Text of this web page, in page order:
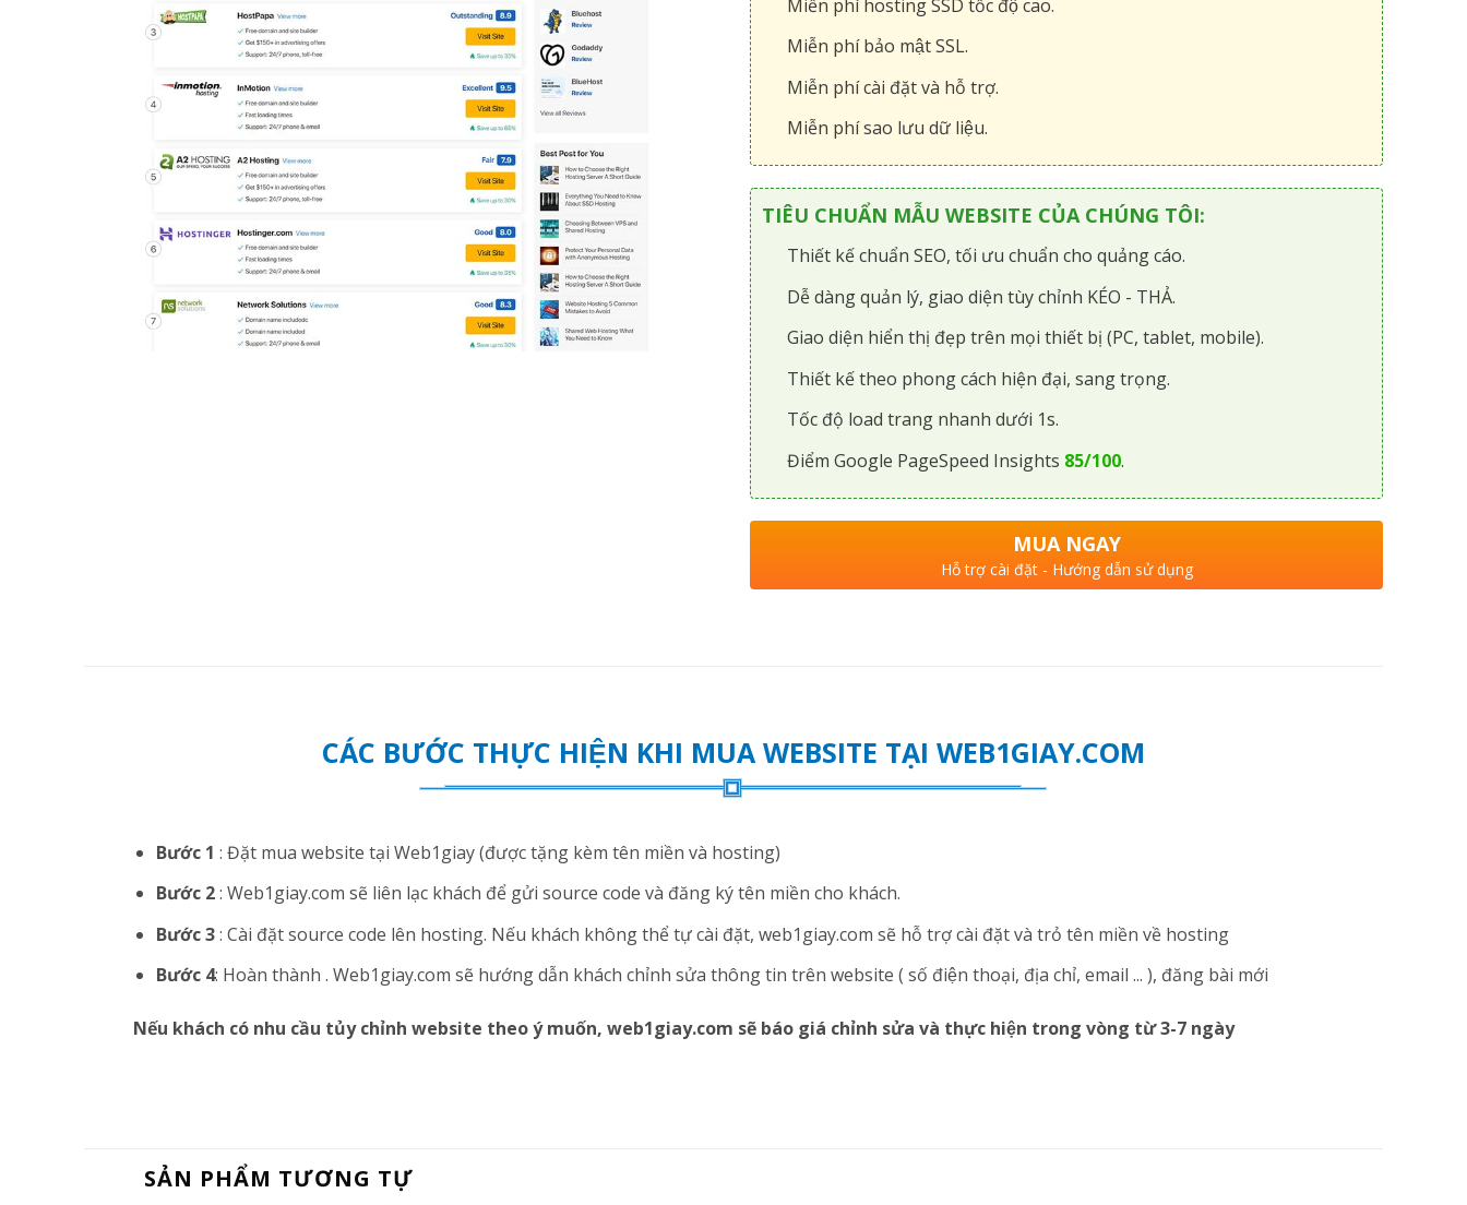
Miễn phí hosting SSD tốc độ cao.
Miễn phí bảo mật SSL.
Miễn phí cài đặt và hỗ trợ.
Miễn phí sao lưu dữ liệu.
TIÊU CHUẨN MẪU WEBSITE CỦA CHÚNG TÔI:
Thiết kế chuẩn SEO, tối ưu chuẩn cho quảng cáo.
Dễ dàng quản lý, giao diện tùy chỉnh KÉO - THẢ.
Giao diện hiển thị đẹp trên mọi thiết bị (PC, tablet, mobile).
Thiết kế theo phong cách hiện đại, sang trọng.
Tốc độ load trang nhanh dưới 1s.
Điểm Google PageSpeed Insights 85/100.
MUA NGAY
Hỗ trợ cài đặt - Hướng dẫn sử dụng
CÁC BƯỚC THỰC HIỆN KHI MUA WEBSITE TẠI WEB1GIAY.COM
Bước 1 : Đặt mua website tại Web1giay (được tặng kèm tên miền và hosting)
Bước 2: Web1giay.com sẽ liên lạc khách để gửi source code và đăng ký tên miền cho khách.
Bước 3: Cài đặt source code lên hosting. Nếu khách không thể tự cài đặt, web1giay.com sẽ hỗ trợ cài đặt và trỏ tên miền về hosting
Bước 4: Hoàn thành . Web1giay.com sẽ hướng dẫn khách chỉnh sửa thông tin trên website ( số điện thoại, địa chỉ, email ... ), đăng bài mới
Nếu khách có nhu cầu tủy chỉnh website theo ý muốn, web1giay.com sẽ báo giá chỉnh sửa và thực hiện trong vòng từ 3-7 ngày
SẢN PHẨM TƯƠNG TỰ